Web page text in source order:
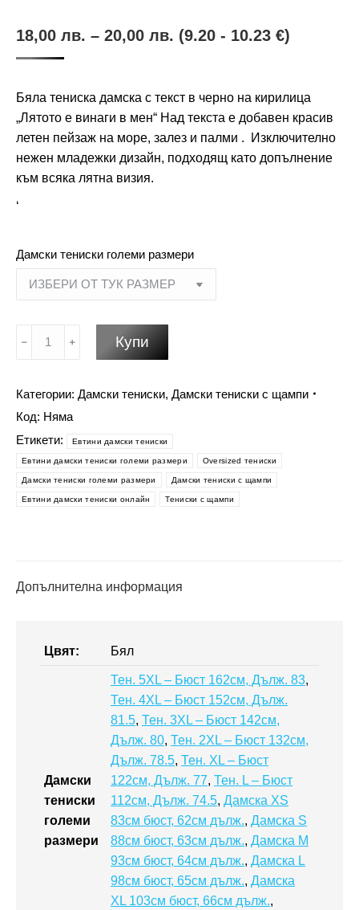
18,00 лв. – 20,00 лв. (9.20 - 10.23 €)
Бяла тениска дамска с текст в черно на кирилица
„Лятото е винаги в мен“ Над текста е добавен красив
летен пейзаж на море, залез и палми . Изключително
нежен младежки дизайн, подходящ като допълнение
към всяка лятна визия.
‘
Дамски тениски големи размери
е
винаги
в
Евтини
дамски
Купи
Категории: Дамски тениски, Дамски тениски с щампи
Код: Няма
Етикети:
Eвтини дамски тениски
Eвтини дамски тениски големи размери Oversized тениски
Дамски тениски големи размери Дамски тениски с щампи
Евтини дамски тениски онлайн Тениски с щампи
Допълнителна информация
Цвят: Бял
Дамски
тениски
големи
размери
Тен. 5XL – Бюст 162см, Дълж. 83,
Тен. 4XL – Бюст 152см, Дълж.
81.5, Тен. 3XL – Бюст 142см,
Дълж. 80, Тен. 2XL – Бюст 132см,
Дълж. 78.5, Тен. XL – Бюст
122см, Дълж. 77, Тен. L – Бюст
112см, Дълж. 74.5, Дамска XS
83см бюст, 62см дълж., Дамска S
88см бюст, 63см дълж., Дамска M
93см бюст, 64см дълж., Дамска L
98см бюст, 65см дълж., Дамска
XL 103см бюст, 66см дълж.,